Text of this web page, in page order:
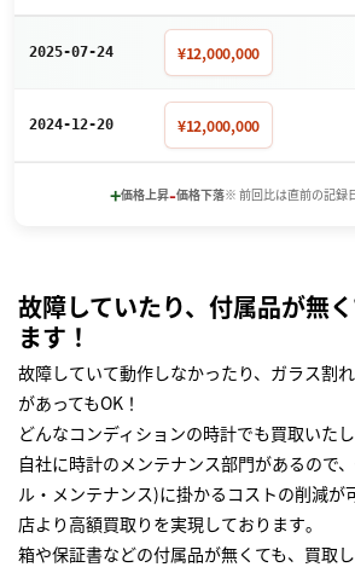
2025-07-24 ¥12,000,000
2024-12-20 ¥12,000,000
+価格上昇-価格下落※ 前回比は直前の記録
故障していたり、付属品が無
ます！
故障していて動作しなかったり、ガラス割
があってもOK！
どんなコンディションの時計でも買取いた
自社に時計のメンテナンス部門があるので
ル・メンテナンス)に掛かるコストの削減が
店より高額買取りを実現しております｡
箱や保証書などの付属品が無くても、買取し